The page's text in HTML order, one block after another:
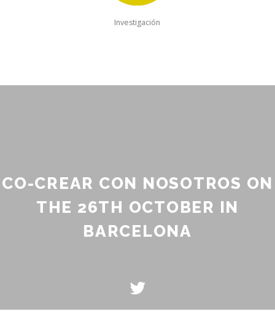
Investigación
CO-CREAR CON NOSOTROS ON
THE 26TH OCTOBER IN
BARCELONA